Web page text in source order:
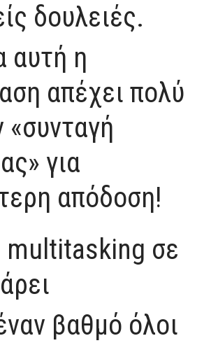
δουλειές.
αυτή η
απέχει πολύ
«συνταγή
για
απόδοση!
σε
βαθμό όλοι